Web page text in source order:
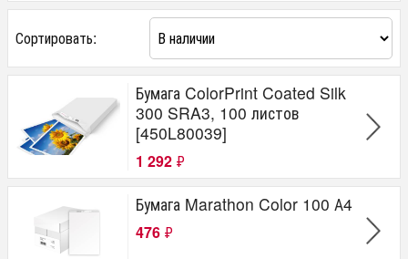
Сортировать:
Бумага ColorPrint Coated Silk
300 SRA3, 100 листов
[450L80039]
1 292 ₽
Бумага Marathon Color 100 А4
476 ₽